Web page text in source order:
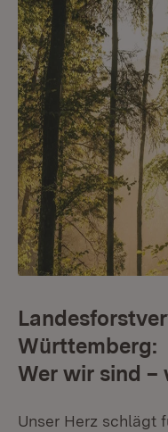
Württemberg:
Wer wir sind –
Unser Herz schlägt